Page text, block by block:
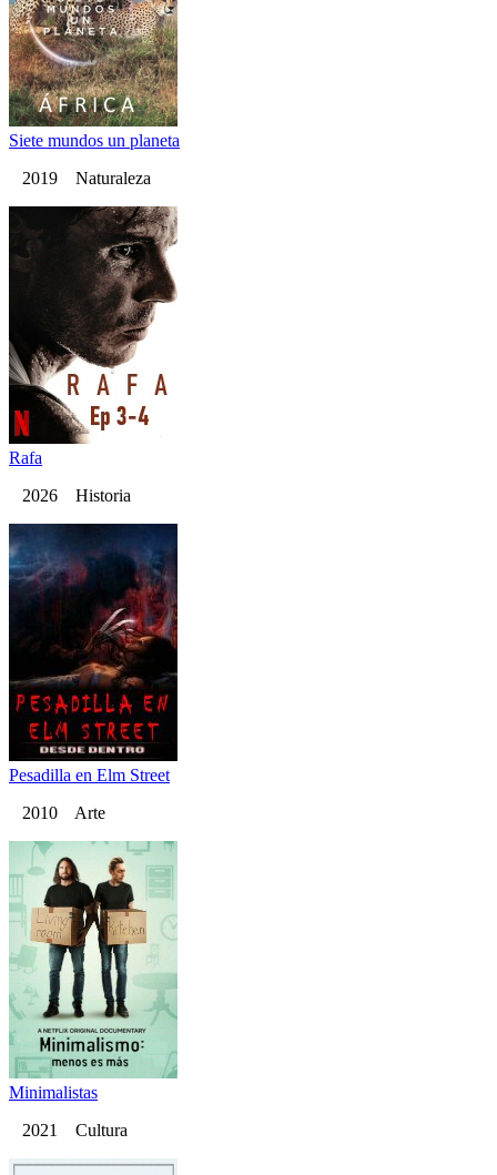
Siete mundos un planeta
2019 Naturaleza
Rafa
2026 Historia
Pesadilla en Elm Street
2010 Arte
Minimalistas
2021 Cultura